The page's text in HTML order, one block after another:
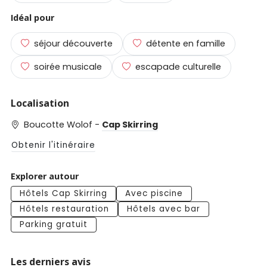
Idéal pour
séjour découverte
détente en famille
soirée musicale
escapade culturelle
Localisation
Boucotte Wolof - Cap Skirring
Obtenir l'itinéraire
Explorer autour
Hôtels Cap Skirring
Avec piscine
Hôtels restauration
Hôtels avec bar
Parking gratuit
Les derniers avis